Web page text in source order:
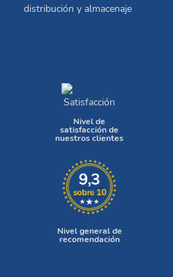
distribución y almacenaje
Nivel de
satisfacción de
nuestros clientes
Nivel general de
recomendación